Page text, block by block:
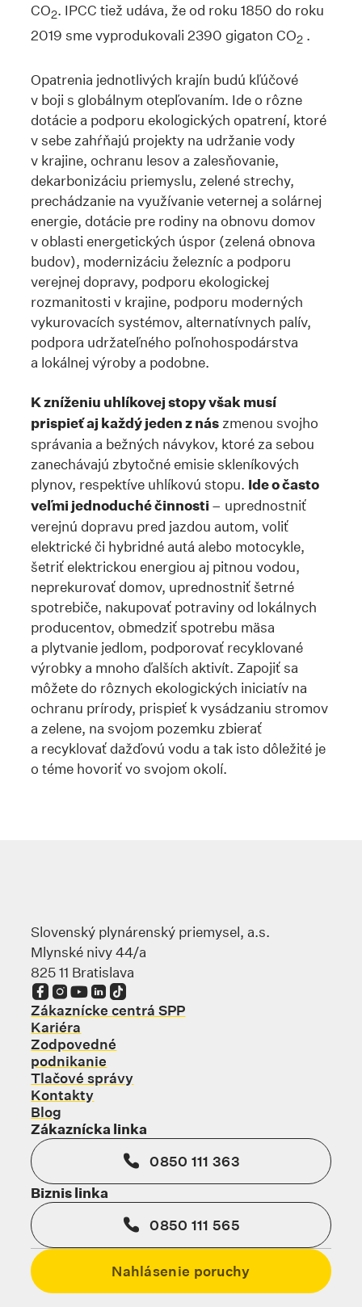
CO2. IPCC tiež udáva, že od roku 1850 do roku
2019 sme vyprodukovali 2390 gigaton CO2 .
Opatrenia jednotlivých krajín budú kľúčové
v boji s globálnym otepľovaním. Ide o rôzne
dotácie a podporu ekologických opatrení, ktoré
v sebe zahŕňajú projekty na udržanie vody
v krajine, ochranu lesov a zalesňovanie,
dekarbonizáciu priemyslu, zelené strechy,
prechádzanie na využívanie veternej a solárnej
energie, dotácie pre rodiny na obnovu domov
v oblasti energetických úspor (zelená obnova
budov), modernizáciu železníc a podporu
verejnej dopravy, podporu ekologickej
rozmanitosti v krajine, podporu moderných
vykurovacích systémov, alternatívnych palív,
podpora udržateľného poľnohospodárstva
a lokálnej výroby a podobne.
K zníženiu uhlíkovej stopy však musí
prispieť aj každý jeden z nás zmenou svojho
správania a bežných návykov, ktoré za sebou
zanechávajú zbytočné emisie skleníkových
plynov, respektíve uhlíkovú stopu. Ide o často
veľmi jednoduché činnosti – uprednostniť
verejnú dopravu pred jazdou autom, voliť
elektrické či hybridné autá alebo motocykle,
šetriť elektrickou energiou aj pitnou vodou,
neprekurovať domov, uprednostniť šetrné
spotrebiče, nakupovať potraviny od lokálnych
producentov, obmedziť spotrebu mäsa
a plytvanie jedlom, podporovať recyklované
výrobky a mnoho ďalších aktivít. Zapojiť sa
môžete do rôznych ekologických iniciatív na
ochranu prírody, prispieť k vysádzaniu stromov
a zelene, na svojom pozemku zbierať
a recyklovať dažďovú vodu a tak isto dôležité je
o téme hovoriť vo svojom okolí.
Slovenský plynárenský priemysel, a.s.
Mlynské nivy 44/a
825 11 Bratislava
Odkaz sa otvorí na novej karte
Odkaz sa otvorí na novej karte
Odkaz sa otvorí na novej karte
Odkaz sa otvorí na novej karte
Odkaz sa otvorí na novej karte
Zákaznícke centrá SPP
Kariéra
Zodpovedné
podnikanie
Tlačové správy
Kontakty
Blog
Zákaznícka linka
0850 111 363
Biznis linka
0850 111 565
Nahlásenie poruchy